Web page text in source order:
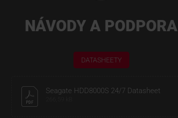
NÁVODY A PODPORA
DATASHEETY
Seagate HDD8000S 24/7 Datasheet